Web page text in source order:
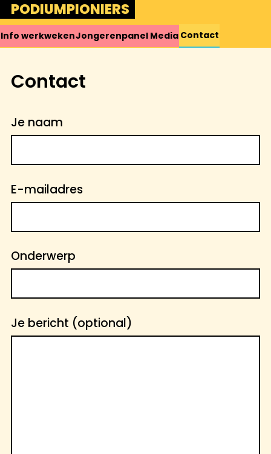
Skip
to
content
PODIUMPIONIERS
Info werkwekenJongerenpanel Media Contact
Contact
Je naam
E-mailadres
Onderwerp
Je bericht (optional)